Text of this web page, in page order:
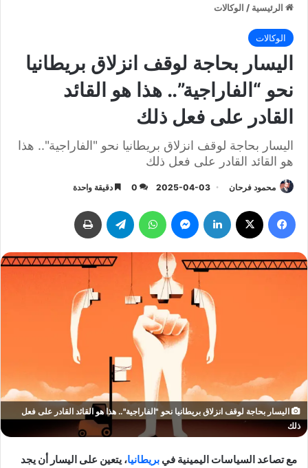
الرئيسية / الوكالات
الوكالات
اليسار بحاجة لوقف انزلاق بريطانيا
نحو “الفاراجية”.. هذا هو القائد
القادر على فعل ذلك
اليسار بحاجة لوقف انزلاق بريطانيا نحو "الفاراجية".. هذا
هو القائد القادر على فعل ذلك
محمود فرحان 2025-04-03
0 دقيقة واحدة
اليسار بحاجة لوقف انزلاق بريطانيا نحو "الفاراجية".. هذا هو القائد القادر على فعل
ذلك
مع تصاعد السياسات اليمينية في بريطانيا، يتعين على اليسار أن يجد